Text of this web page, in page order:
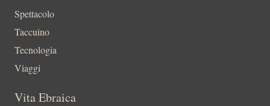
Spettacolo
Taccuino
Tecnologia
Viaggi
Vita Ebraica